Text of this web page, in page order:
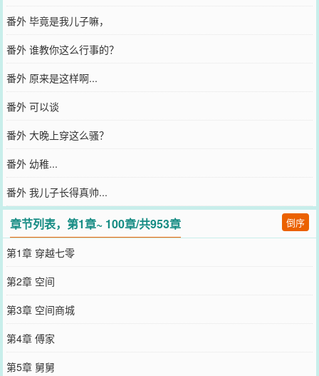
番外 毕竟是我儿子嘛，
番外 谁教你这么行事的？
番外 原来是这样啊...
番外 可以谈
番外 大晚上穿这么骚？
番外 幼稚...
番外 我儿子长得真帅...
章节列表，第1章~ 100章/共953章 倒序
第1章 穿越七零
第2章 空间
第3章 空间商城
第4章 傅家
第5章 舅舅